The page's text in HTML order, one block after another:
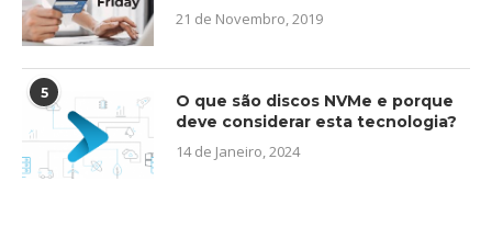
21 de Novembro, 2019
5
O que são discos NVMe e porque
deve considerar esta tecnologia?
14 de Janeiro, 2024